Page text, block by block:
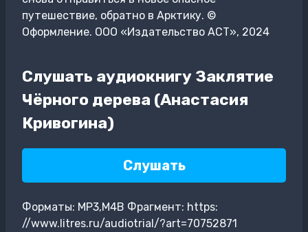
путешествие, обратно в Арктику. ©
Оформление. ООО «Издательство АСТ», 2024
Слушать аудиокнигу Заклятие
Чёрного дерева (Анастасия
Кривогина)
Слушать
Форматы: MP3,M4B Фрагмент: https:
//www.litres.ru/audiotrial/?art=70752871